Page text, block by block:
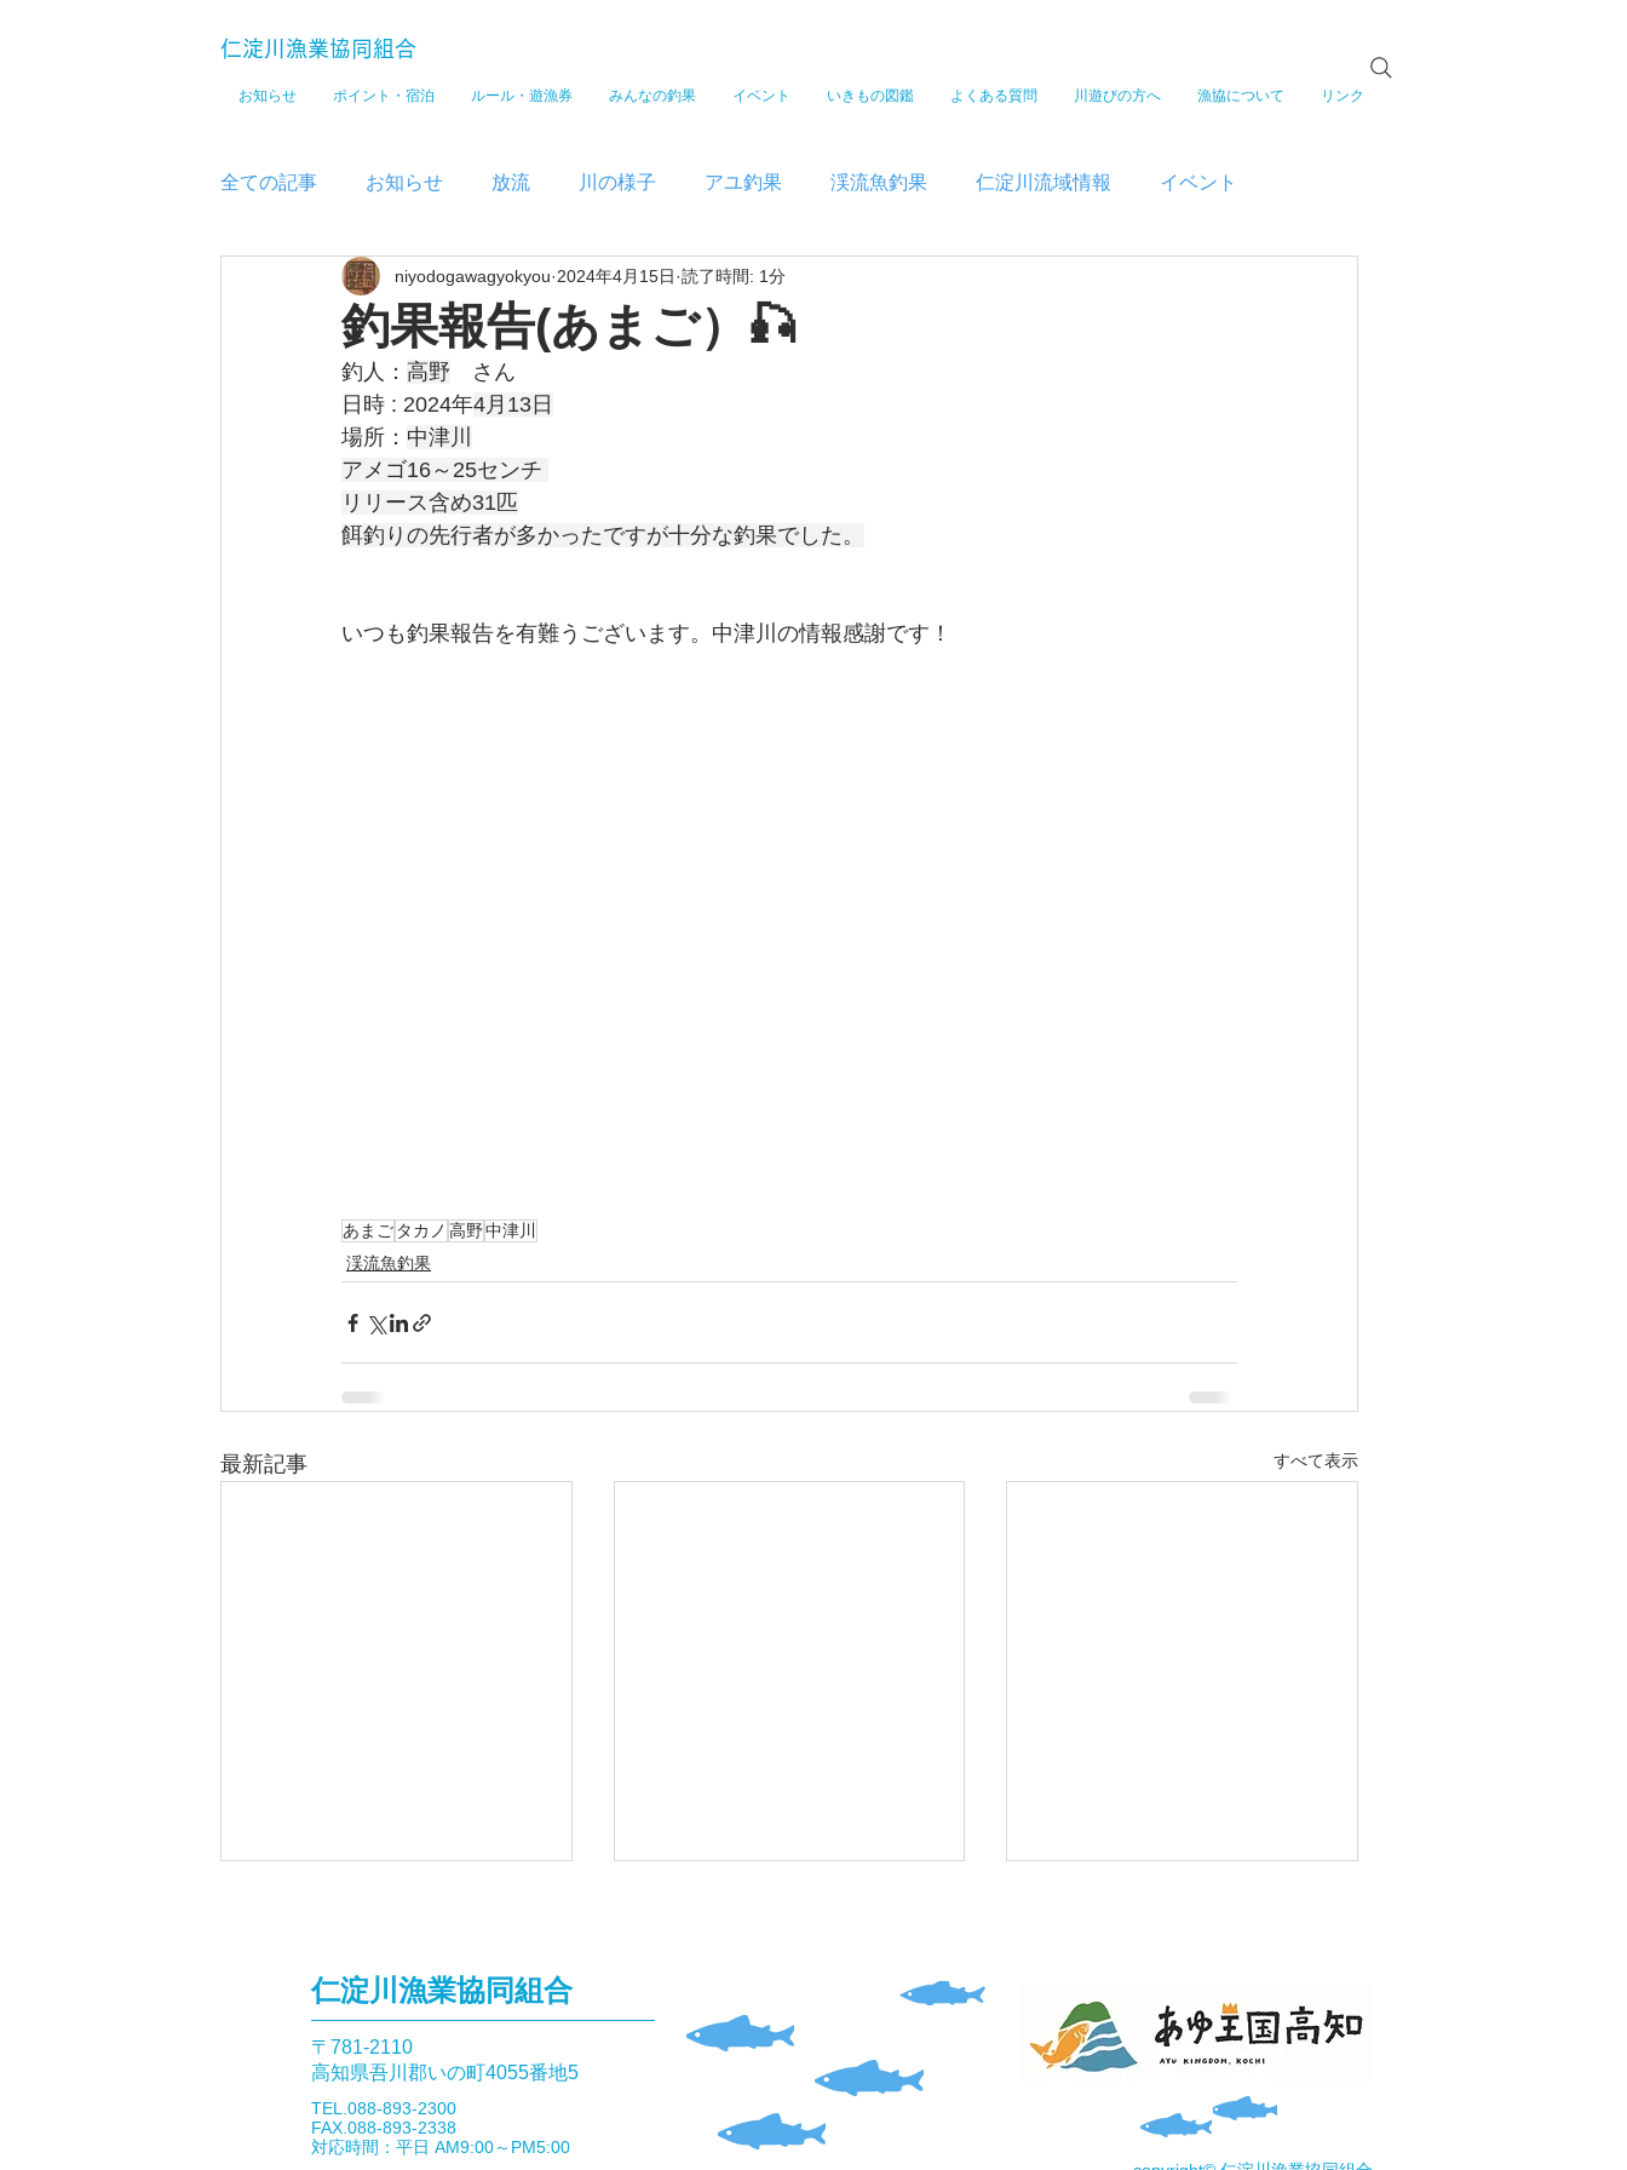
仁淀川漁業協同組合
お知らせ ポイント・宿泊 ルール・遊漁券 みんなの釣果 イベント いきもの図鑑 よくある質問 川遊びの方へ 漁協について リンク
全ての記事 お知らせ 放流 川の様子 アユ釣果 渓流魚釣果 仁淀川流域情報 イベント
メディア
釣果報告(あまご）🎣
niyodogawagyokyou 2024年4月15日 読了時間: 1分
釣人： 高野 さん
日時 : 2024年4月13日
場所： 中津川
アメゴ16～25センチ
リリース含め31匹
餌釣りの先行者が多かったですが十分な釣果でした。
いつも釣果報告を有難うございます。中津川の情報感謝です！
あまご タカノ 高野中津川
渓流魚釣果
最新記事 すべて表示
釣果報告(あまご）🎣
釣果報告(本流あまご）🎣
釣果報告(あまご）🎣
仁淀川漁業協同組合
〒781-2110​
高知県吾川郡いの町4055番地5
​TEL.088-893-2300
FAX.088-893-2338
​対応時間：平日 AM9:00～PM5:00